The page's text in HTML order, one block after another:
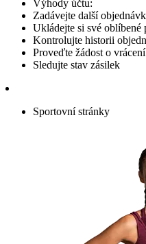
Výhody účtu:
Zadávejte další
Ukládejte si své oblíbené
Kontrolujte historii
Proveďte žádost o
Sledujte stav zásilek
Sportovní stránky